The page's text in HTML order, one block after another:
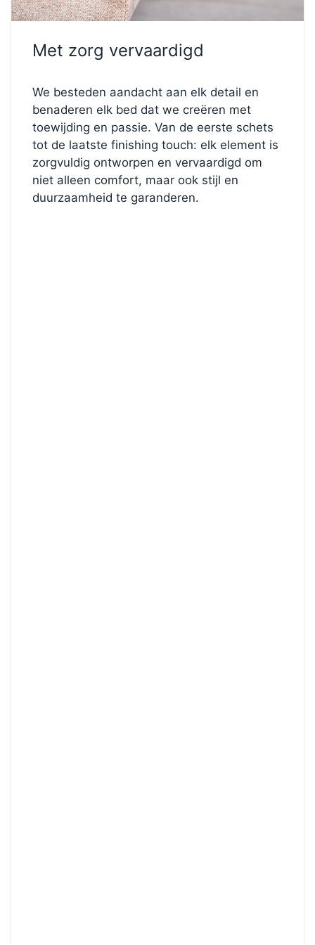
Het ontwerp wordt gecompleteerd doorronde,
die een modern, minimalistisch karakter en een
luxeVelvet stof in Forest, een rijke, diepgroene
kleur die warmte en verfijning toevoegt aan uw
slaapkamer. De zachte glans en zijdezachte textuur
maken het zowel elegant als uitnodigend – een
waar middelpunt van rustgevende luxe.
Ontwerp jouw perfecte bed
Wilt u de kleur, het hoofdbord of de stevigheid
Met zorg vervaardigd
We besteden aandacht aan elk detail en
benaderen elk bed dat we creëren met
toewijding en passie. Van de eerste schets
tot de laatste finishing touch: elk element is
zorgvuldig ontworpen en vervaardigd om
niet alleen comfort, maar ook stijl en
duurzaamheid te garanderen.